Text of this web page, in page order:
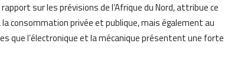
sur les prévisions de l’Afrique du Nord, attribue ce
consommation privée et publique, mais également au
que l’électronique et la mécanique présentent une forte